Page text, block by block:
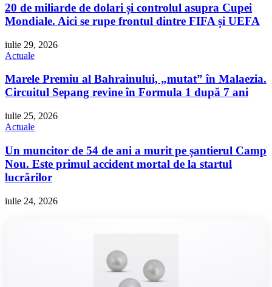
20 de miliarde de dolari și controlul asupra Cupei
Mondiale. Aici se rupe frontul dintre FIFA și UEFA
iulie 29, 2026
Actuale
Marele Premiu al Bahrainului, „mutat” în Malaezia.
Circuitul Sepang revine în Formula 1 după 7 ani
iulie 25, 2026
Actuale
Un muncitor de 54 de ani a murit pe șantierul Camp
Nou. Este primul accident mortal de la startul
lucrărilor
iulie 24, 2026